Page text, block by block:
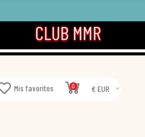
Mis favoritos 0 € EUR